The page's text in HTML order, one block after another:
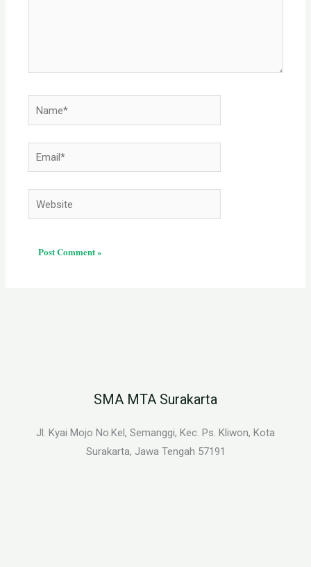
Name*
Email*
Website
SMA MTA Surakarta
Jl. Kyai Mojo No.Kel, Semanggi, Kec. Ps. Kliwon, Kota
Surakarta, Jawa Tengah 57191